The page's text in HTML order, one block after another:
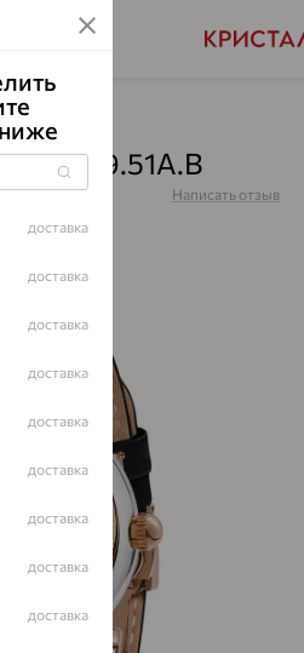
Написать отзыв
доставка
доставка
доставка
доставка
доставка
доставка
доставка
доставка
доставка